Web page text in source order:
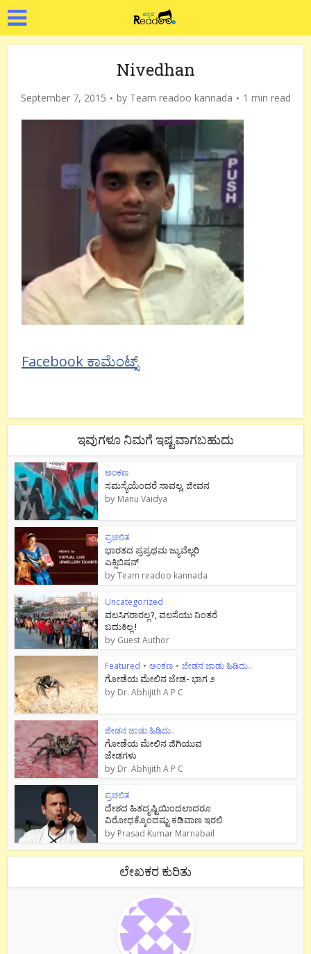
Nivedhan
September 7, 2015 by Team readoo kannada 1 min read
Facebook ಕಾಮೆಂಟ್ಸ್
ಇವುಗಳೂ ನಿಮಗೆ ಇಷ್ಟವಾಗಬಹುದು
ಅಂಕಣ
ಸಮಸ್ಯೆಯೆಂದರೆ ಸಾವಲ್ಲ, ಜೀವನ
by Manu Vaidya
ಪ್ರಚಲಿತ
ಭಾರತದ ಪ್ರಪ್ರಥಮ ಜ್ಯುವೆಲ್ಲರಿ
ಎಕ್ಸಿಬಿಷನ್
byTeam readoo kannada
Uncategorized
ವಲಸಿಗರಾರಲ್ಲ?, ವಲಸೆಯು ನಿಂತರೆ
ಬದುಕಿಲ್ಲ !
by Guest Author
Featured • ಅಂಕಣ • ಜೇಡನ ಜಾಡು ಹಿಡಿದು..
ಗೋಡೆಯ ಮೇಲಿನ ಜೇಡ- ಭಾಗ ೨
by Dr. Abhijith A P C
ಜೇಡನ ಜಾಡು ಹಿಡಿದು..
ಗೋಡೆಯ ಮೇಲಿನ ಜಿಗಿಯುವ
ಜೇಡಗಳು
by Dr. Abhijith A P C
ಪ್ರಚಲಿತ
ದೇಶದ ಹಿತದೃಷ್ಟಿಯಿಂದಲಾದರೂ
ವಿರೋಧಕ್ಕೊಂದಷ್ಟು ಕಡಿವಾಣ ಇರಲಿ
by Prasad Kumar Marnabail
ಲೇಖಕರ ಕುರಿತು